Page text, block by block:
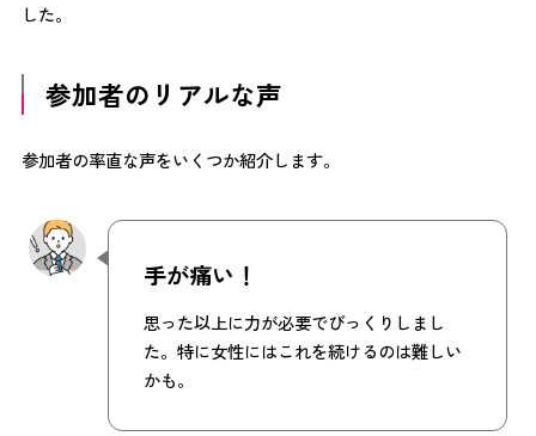
した。
参加者のリアルな声
参加者の率直な声をいくつか紹介します。
手が痛い！
思った以上に力が必要でびっくりしまし
た。特に女性にはこれを続けるのは難しい
かも。